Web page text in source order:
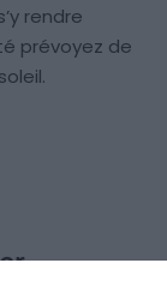
rendre
prévoyez de